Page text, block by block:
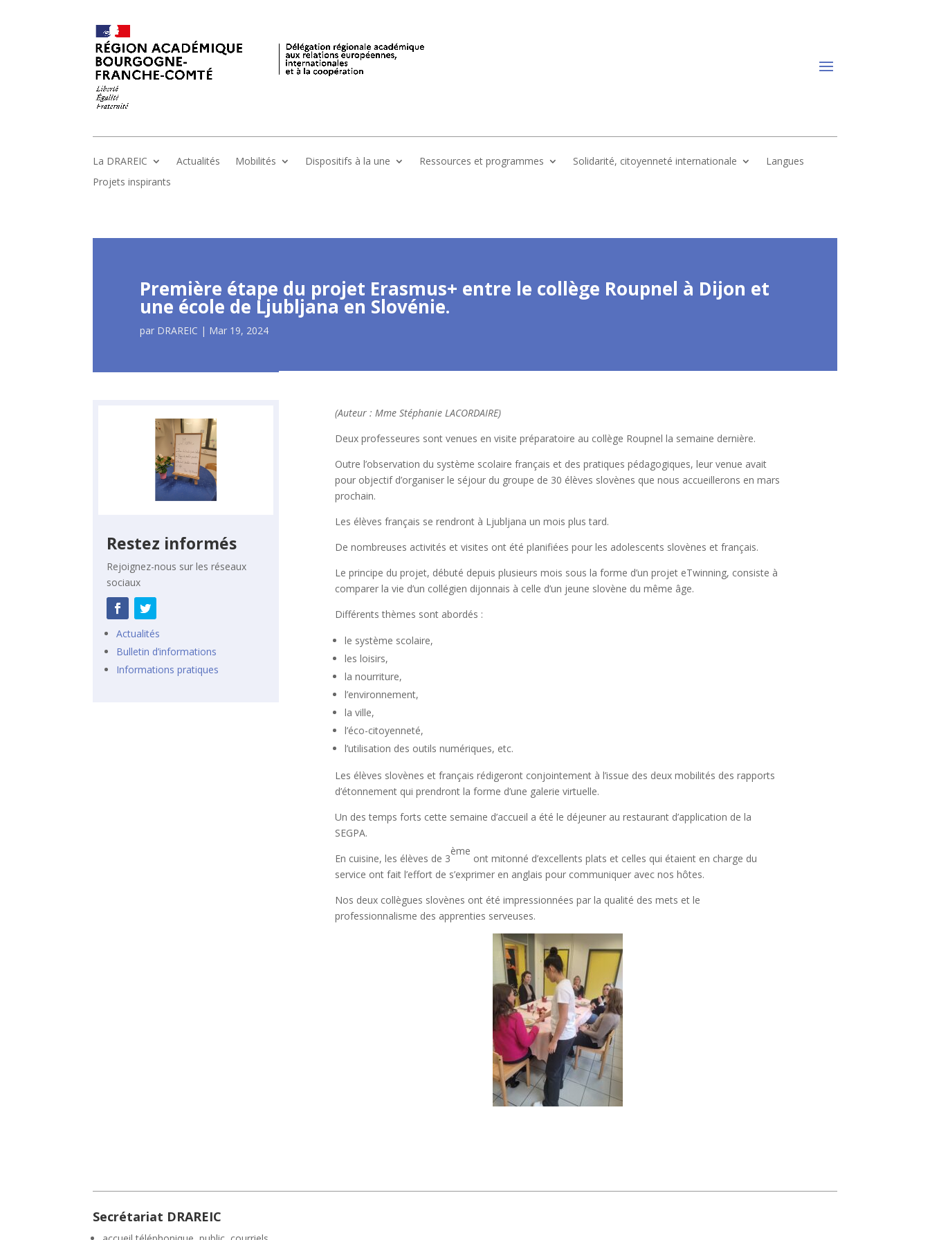
La DRAREIC Actualités Mobilités Dispositifs à la une Ressources et programmes Solidarité, citoyenneté internationale
Langues
Projets inspirants
Première étape du projet Erasmus+ entre le collège Roupnel à Dijon et
une école de Ljubljana en Slovénie.
par DRAREIC | Mar 19, 2024
Restez informés
Rejoignez-nous sur les réseaux
sociaux
Actualités
Bulletin d’informations
Informations pratiques
(Auteur : Mme Stéphanie LACORDAIRE)
Deux professeures sont venues en visite préparatoire au collège Roupnel la semaine dernière.
Outre l’observation du système scolaire français et des pratiques pédagogiques, leur venue avait
pour objectif d’organiser le séjour du groupe de 30 élèves slovènes que nous accueillerons en mars
prochain.
Les élèves français se rendront à Ljubljana un mois plus tard.
De nombreuses activités et visites ont été planifiées pour les adolescents slovènes et français.
Le principe du projet, débuté depuis plusieurs mois sous la forme d’un projet eTwinning, consiste à
comparer la vie d’un collégien dijonnais à celle d’un jeune slovène du même âge.
Différents thèmes sont abordés :
le système scolaire,
les loisirs,
la nourriture,
l’environnement,
la ville,
l’éco-citoyenneté,
l’utilisation des outils numériques, etc.
Les élèves slovènes et français rédigeront conjointement à l’issue des deux mobilités des rapports
d’étonnement qui prendront la forme d’une galerie virtuelle.
Un des temps forts cette semaine d’accueil a été le déjeuner au restaurant d’application de la
SEGPA.
En cuisine, les élèves de 3
ème
ont mitonné d’excellents plats et celles qui étaient en charge du
service ont fait l’effort de s’exprimer en anglais pour communiquer avec nos hôtes.
Nos deux collègues slovènes ont été impressionnées par la qualité des mets et le
professionnalisme des apprenties serveuses.
Secrétariat DRAREIC